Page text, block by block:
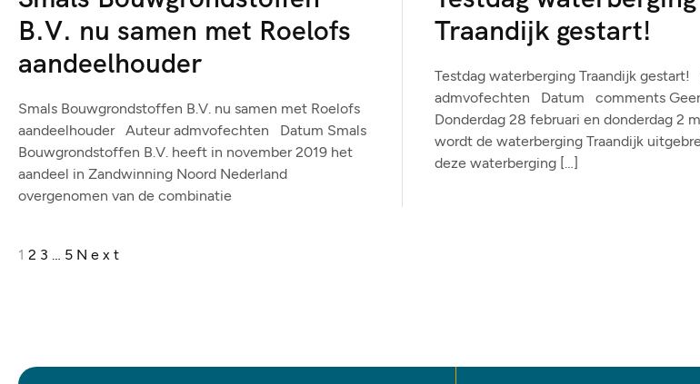
B.V. nu samen met Roelofs
aandeelhouder
Smals Bouwgrondstoffen B.V. nu samen met Roelofs
aandeelhouder Auteur admvofechten Datum Smals
Bouwgrondstoffen B.V. heeft in november 2019 het
aandeel in Zandwinning Noord Nederland
overgenomen van de combinatie
Traandijk gestart!
Testdag waterberging Traandijk
admvofechten Datum comments
Donderdag 28 februari en donderdag 2
wordt de waterberging Traandijk
deze waterberging […]
1 2 3 … 5 Next